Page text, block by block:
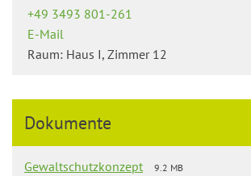
+49 3493 801-261
E-Mail
Raum: Haus I, Zimmer 12
Dokumente
Gewaltschutzkonzept 9.2 MB